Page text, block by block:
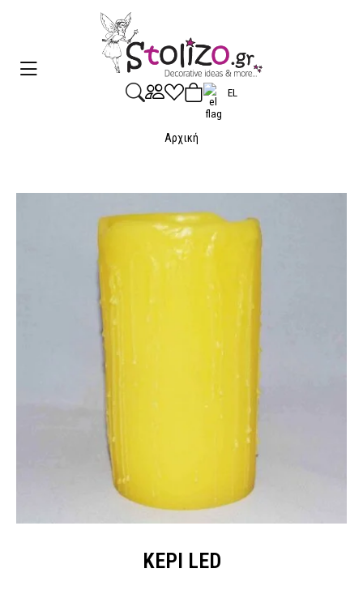
EL
Αρχική
ΚΕΡΙ LED